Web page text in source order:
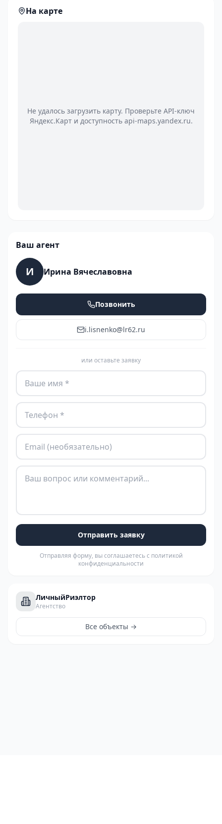
На карте
Не удалось загрузить карту. Проверьте API-ключ
Яндекс.Карт и доступность api-maps.yandex.ru.
Ваш агент
И Ирина Вячеславовна
Позвонить
i.lisnenko@lr62.ru
или оставьте заявку
Отправить заявку
Отправляя форму, вы соглашаетесь с политикой
конфиденциальности
ЛичныйРиэлтор
Агентство
Все объекты →